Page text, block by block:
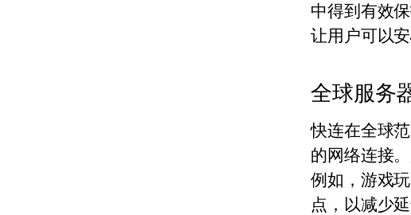
中得到有效
让用户可以
全球服务
快连在全球
的网络连接
例如，游戏
点，以减少